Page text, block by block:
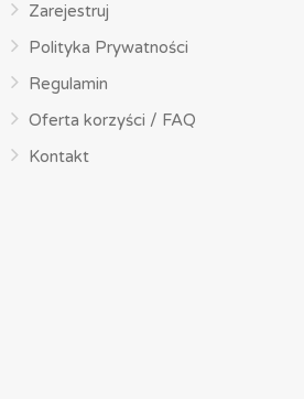
Zarejestruj
Polityka Prywatności
Regulamin
Oferta korzyści / FAQ
Kontakt